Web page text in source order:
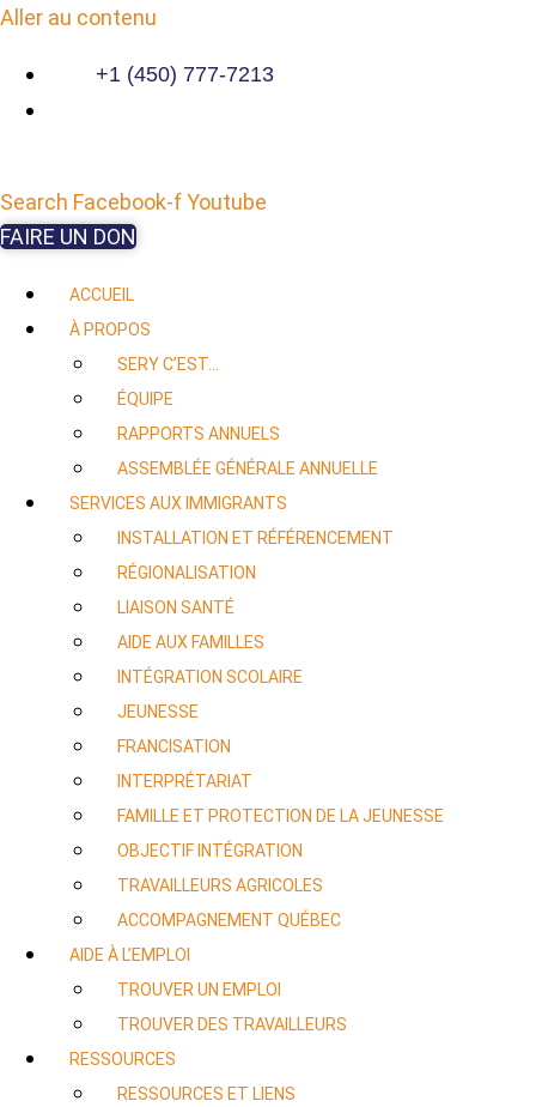
Aller au contenu
+1 (450) 777-7213
Search Facebook-fYoutube
FAIRE UN DON
ACCUEIL
À PROPOS
SERY C’EST…
ÉQUIPE
RAPPORTS ANNUELS
ASSEMBLÉE GÉNÉRALE ANNUELLE
SERVICES AUX IMMIGRANTS
INSTALLATION ET RÉFÉRENCEMENT
RÉGIONALISATION
LIAISON SANTÉ
AIDE AUX FAMILLES
INTÉGRATION SCOLAIRE
JEUNESSE
FRANCISATION
INTERPRÉTARIAT
FAMILLE ET PROTECTION DE LA JEUNESSE
OBJECTIF INTÉGRATION
TRAVAILLEURS AGRICOLES
ACCOMPAGNEMENT QUÉBEC
AIDE À L’EMPLOI
TROUVER UN EMPLOI
TROUVER DES TRAVAILLEURS
RESSOURCES
RESSOURCES ET LIENS